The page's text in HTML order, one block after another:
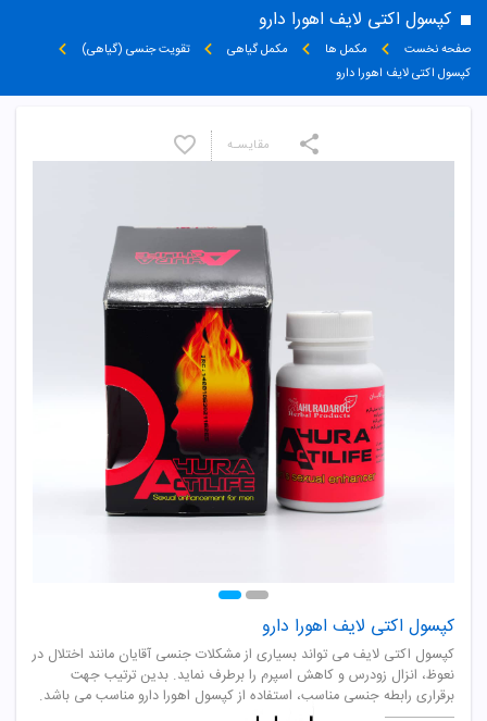
کپسول اکتی لایف اهورا دارو
صفحه نخست مکمل ها مکمل گیاهی
تقویت جنسی (گیاهی)
کپسول اکتی لایف اهورا دارو
کپسول اکتی لایف اهورا دارو
کپسول اکتی لایف می تواند بسیاری از مشکلات جنسی آقایان مانند اختلال در
نعوظ، انزال زودرس و کاهش اسپرم را برطرف نماید. بدین ترتیب جهت
برقراری رابطه جنسی مناسب، استفاده از کپسول اهورا دارو مناسب می باشد.
مقایسـه